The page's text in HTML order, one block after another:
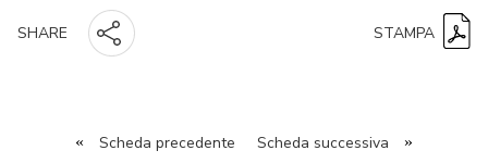
SHARE STAMPA
« Scheda precedente Scheda successiva »